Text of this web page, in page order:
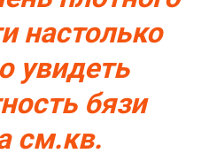
настолько
увидеть
бязи
см.кв.